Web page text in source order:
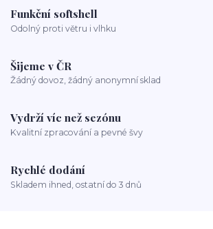
Funkční softshell
Odolný proti větru i vlhku
Šijeme v ČR
Žádný dovoz, žádný anonymní sklad
Vydrží víc než sezónu
Kvalitní zpracování a pevné švy
Rychlé dodání
Skladem ihned, ostatní do 3 dnů